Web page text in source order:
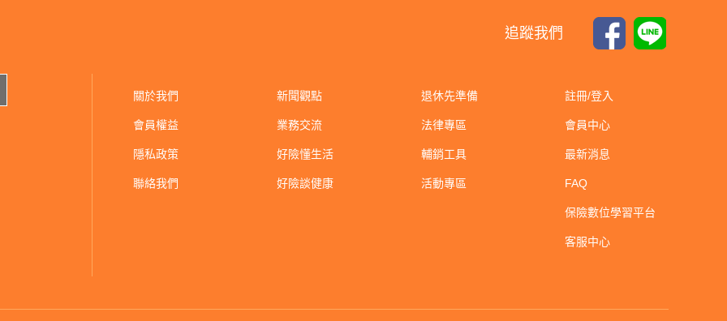
追蹤我們
關於我們
會員權益
隱私政策
聯絡我們
新聞觀點
業務交流
好險懂生活
好險談健康
退休先準備
法律專區
輔銷工具
活動專區
註冊/登入
會員中心
最新消息
FAQ
保險數位學習平台
客服中心